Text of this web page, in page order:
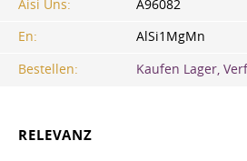
Aisi Uns:
A96082
En:
AlSi1MgMn
Bestellen:
Kaufen Lager,
RELEVANZ